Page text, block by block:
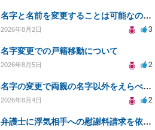
名字と名前を変更することは可能なのか？
2026年8月2日 3
名字変更での戸籍移動について
2026年8月5日 2
名字の変更で両親の名字以外をえらべるのか？
2026年8月4日 2
弁護士に浮気相手への慰謝料請求を依頼する費用相場は？